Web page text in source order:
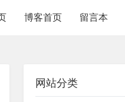
博客首页 留言本
网站分类